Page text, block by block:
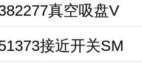
真空吸盘V
接近开关SM